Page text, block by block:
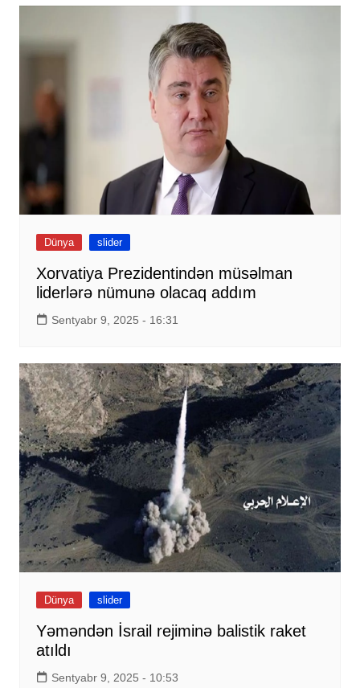
Dünya slider
Xorvatiya Prezidentindən müsəlman
liderlərə nümunə olacaq addım
Sentyabr 9, 2025 - 16:31
Dünya slider
Yəməndən İsrail rejiminə balistik raket
atıldı
Sentyabr 9, 2025 - 10:53